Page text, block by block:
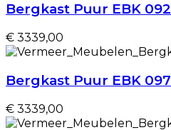
Bergkast Puur EBK 092
€ 3339,00
Bergkast Puur EBK 097
€ 3339,00